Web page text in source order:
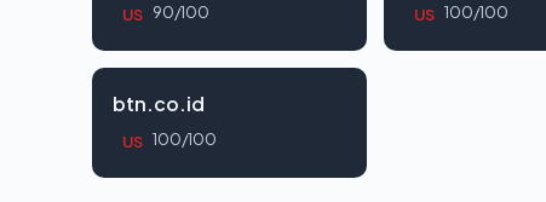
US 90/100 US 100/100
btn.co.id
US 100/100